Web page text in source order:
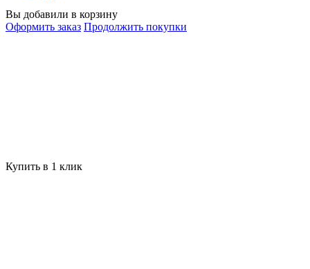
Вы добавили в корзину
Оформить заказ Продолжить покупки
Купить в 1 клик